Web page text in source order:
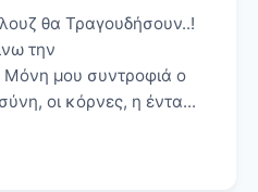
θα Τραγουδήσουν..!
την
μου συντροφιά ο
οι κόρνες, η έντα...